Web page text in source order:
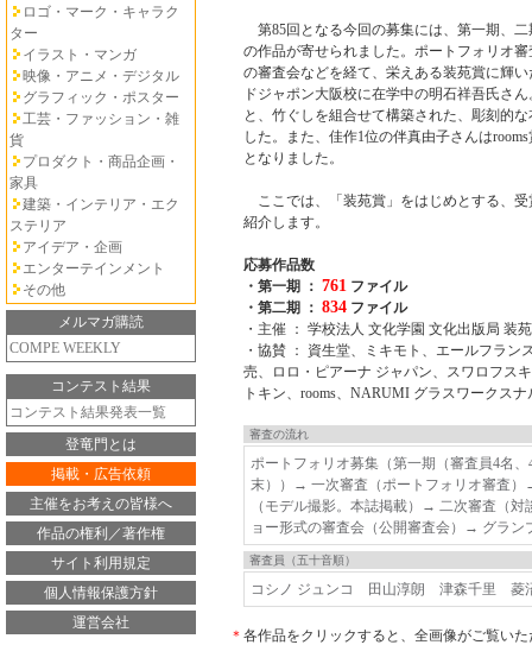
ロゴ・マーク・キャラク
ター
イラスト・マンガ
映像・アニメ・デジタル
グラフィック・ポスター
工芸・ファッション・雑
貨
プロダクト・商品企画・
家具
建築・インテリア・エク
ステリア
アイデア・企画
エンターテインメント
その他
メルマガ購読
COMPE WEEKLY
コンテスト結果
コンテスト結果発表一覧
登竜門とは
掲載・広告依頼
主催をお考えの皆様へ
作品の権利／著作権
サイト利用規定
個人情報保護方針
運営会社
第85回となる今回の募集には、第一期、二
の作品が寄せられました。ポートフォリオ
の審査会などを経て、栄えある装苑賞に輝
ドジャポン大阪校に在学中の明石祥吾氏さ
と、竹ぐしを組合せて構築された、彫刻的
した。また、佳作1位の伴真由子さんは
となりました。
ここでは、「装苑賞」をはじめとする、受
紹介します。
応募作品数
・第一期 ： 761 ファイル
・第二期 ： 834 ファイル
・主催 ： 学校法人 文化学園 文化出版局 装苑
・協賛 ： 資生堂、ミキモト、エールフラン
売、ロロ・ピアーナ ジャパン、スワロフス
トキン、rooms、NARUMI グラスワークスナ
審査の流れ
ポートフォリオ募集（第一期（審査員4名
末））→ 一次審査（ポートフォリオ審査
（モデル撮影。本誌掲載）→ 二次審査（
ョー形式の審査会（公開審査会）→ グラン
審査員（五十音順）
コシノ ジュンコ 田山淳朗 津森千里
＊ 各作品をクリックすると、全画像がご覧いた